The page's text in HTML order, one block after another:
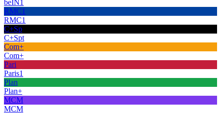
beIN1
RMC1
RMC1
C+Sp
C+Spt
Com+
Com+
Pari
Paris1
Plan
Plan+
MCM
MCM